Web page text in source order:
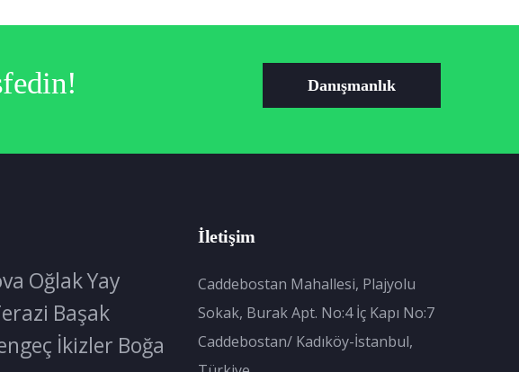
Danışmanlık
OğlakYay
Başak
İkizler Boğa
İletişim
Caddebostan Mahallesi, Plajyolu
Sokak, Burak Apt. No:4 İç Kapı No:7
Caddebostan/ Kadıköy-İstanbul,